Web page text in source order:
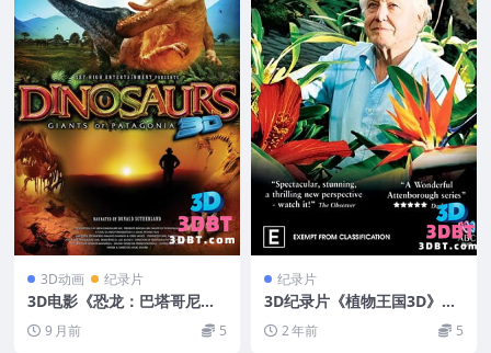
3D动画 纪录片
3D电影《恐龙：巴塔哥尼亚
的巨兽》3D左右格式 高清 网
盘 下载
9 月前 5
纪录片
3D纪录片《植物王国3D》左
右格式 BBC纪录片 3D版 下
载 高清 英国纪录片 网盘 下
2 年前 5